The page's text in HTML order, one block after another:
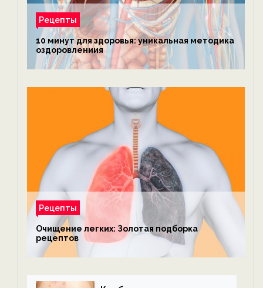
Рецепты
10 минут для здоровья: уникальная методика
оздоровлениия
Рецепты
Очищение легких: Золотая подборка
рецептов